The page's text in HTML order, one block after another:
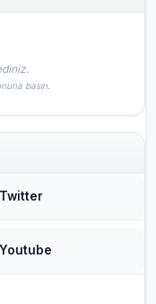
basın.
Twitter
Youtube